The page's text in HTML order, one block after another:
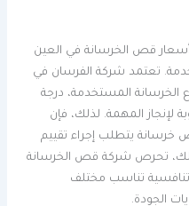
قص الخرسانة في العين
تعتمد شركة الفرسان في
الخرسانة المستخدمة، درجة
لإنجاز المهمة. لذلك، فإن
خرسانة يتطلب إجراء تقييم
تحرص شركة قص الخرسانة
تنافسية تناسب مختلف
الجودة.